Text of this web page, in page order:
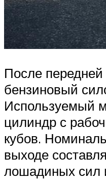
После передней
бензиновый
Используемый
цилиндр с
кубов.
выходе
лошадиных сил